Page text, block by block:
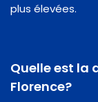
plus élevées.
Quelle est la
Florence?